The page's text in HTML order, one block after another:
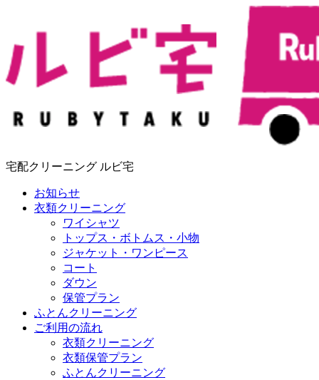
宅配クリーニング ルビ宅
お知らせ
衣類クリーニング
ワイシャツ
トップス・ボトムス・小物
ジャケット・ワンピース
コート
ダウン
保管プラン
ふとんクリーニング
ご利用の流れ
衣類クリーニング
衣類保管プラン
ふとんクリーニング